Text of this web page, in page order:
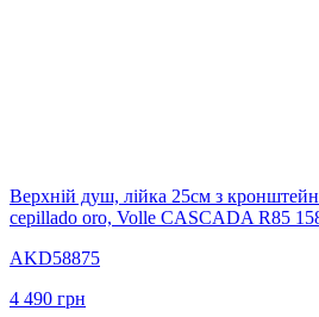
Верхній душ, лійка 25см з
cepillado oro, Volle CASCADA R85
AKD58875
4 490 грн